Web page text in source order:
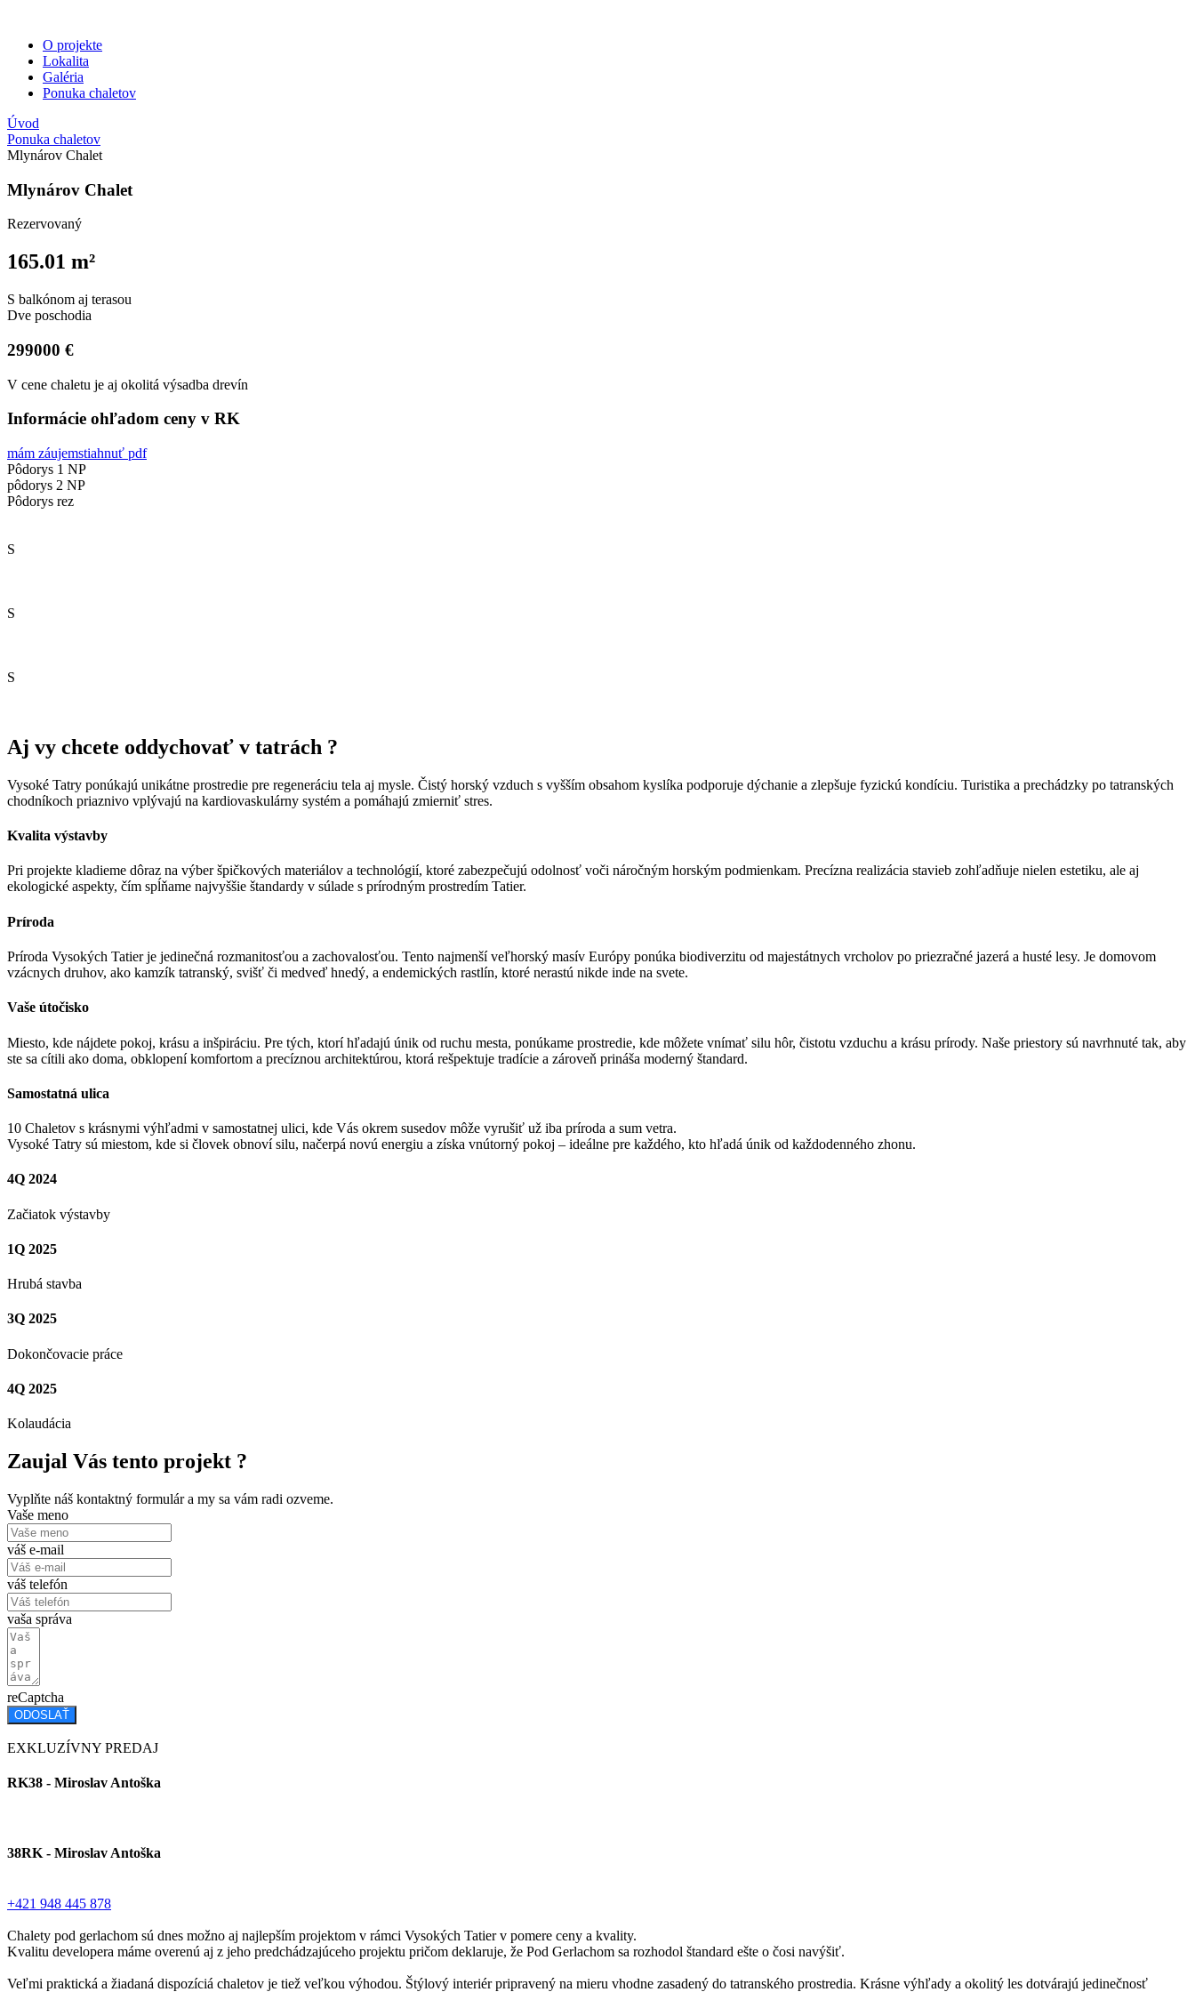
O projekte
Lokalita
Galéria
Ponuka chaletov
Úvod
Ponuka chaletov
Mlynárov Chalet
Mlynárov Chalet
Rezervovaný
165.01 m²
S balkónom aj terasou
Dve poschodia
299000 €
V cene chaletu je aj okolitá výsadba drevín
Informácie ohľadom ceny v RK
mám záujemstiahnuť pdf
Pôdorys 1 NP
pôdorys 2 NP
Pôdorys rez
S
S
S
Aj vy chcete oddychovať v tatrách ?
Vysoké Tatry ponúkajú unikátne prostredie pre regeneráciu tela aj mysle. Čistý horský vzduch s vyšším obsahom kyslíka podporuje dýchanie a zlepšuje fyzickú kondíciu. Turistika a prechádzky po tatranských
chodníkoch priaznivo vplývajú na kardiovaskulárny systém a pomáhajú zmierniť stres.
Kvalita výstavby
Pri projekte kladieme dôraz na výber špičkových materiálov a technológií, ktoré zabezpečujú odolnosť voči náročným horským podmienkam. Precízna realizácia stavieb zohľadňuje nielen estetiku, ale aj
ekologické aspekty, čím spĺňame najvyššie štandardy v súlade s prírodným prostredím Tatier.
Príroda
Príroda Vysokých Tatier je jedinečná rozmanitosťou a zachovalosťou. Tento najmenší veľhorský masív Európy ponúka biodiverzitu od majestátnych vrcholov po priezračné jazerá a husté lesy. Je domovom
vzácnych druhov, ako kamzík tatranský, svišť či medveď hnedý, a endemických rastlín, ktoré nerastú nikde inde na svete.
Vaše útočisko
Miesto, kde nájdete pokoj, krásu a inšpiráciu. Pre tých, ktorí hľadajú únik od ruchu mesta, ponúkame prostredie, kde môžete vnímať silu hôr, čistotu vzduchu a krásu prírody. Naše priestory sú navrhnuté tak, aby
ste sa cítili ako doma, obklopení komfortom a precíznou architektúrou, ktorá rešpektuje tradície a zároveň prináša moderný štandard.
Samostatná ulica
10 Chaletov s krásnymi výhľadmi v samostatnej ulici, kde Vás okrem susedov môže vyrušiť už iba príroda a sum vetra.
Vysoké Tatry sú miestom, kde si človek obnoví silu, načerpá novú energiu a získa vnútorný pokoj – ideálne pre každého, kto hľadá únik od každodenného zhonu.
4Q 2024
Začiatok výstavby
1Q 2025
Hrubá stavba
3Q 2025
Dokončovacie práce
4Q 2025
Kolaudácia
Zaujal Vás tento projekt ?
Vyplňte náš kontaktný formulár a my sa vám radi ozveme.
Vaše meno
váš e-mail
váš telefón
vaša správa
reCaptcha
ODOSLAŤ
EXKLUZÍVNY PREDAJ
RK38 - Miroslav Antoška
38RK - Miroslav Antoška
+421 948 445 878
Chalety pod gerlachom sú dnes možno aj najlepším projektom v rámci Vysokých Tatier v pomere ceny a kvality.
Kvalitu developera máme overenú aj z jeho predchádzajúceho projektu pričom deklaruje, že Pod Gerlachom sa rozhodol štandard ešte o čosi navýšiť.
Veľmi praktická a žiadaná dispozíciá chaletov je tiež veľkou výhodou. Štýlový interiér pripravený na mieru vhodne zasadený do tatranského prostredia. Krásne výhľady a okolitý les dotvárajú jedinečnosť